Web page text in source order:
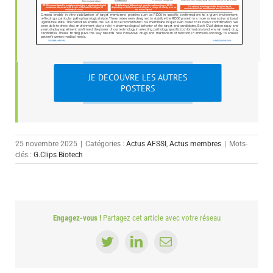
JE DECOUVRE LES AUTRES
POSTERS
25 novembre 2025 Catégories : Actus AFSSI , Actus membres
Mots-
clés : G.Clips Biotech
Engagez-vous !Partagez cet article avec votre réseau
TwitterLinkedInEmail